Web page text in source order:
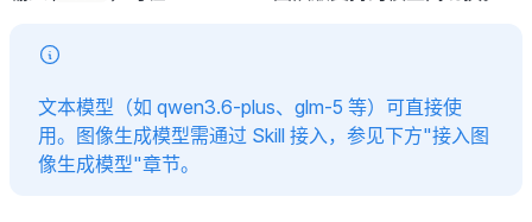
文本模型（如 qwen3.6-plus、glm-5 等）可直接使
用。图像生成模型需通过 Skill 接入，参见下方"接入图
像生成模型"章节。